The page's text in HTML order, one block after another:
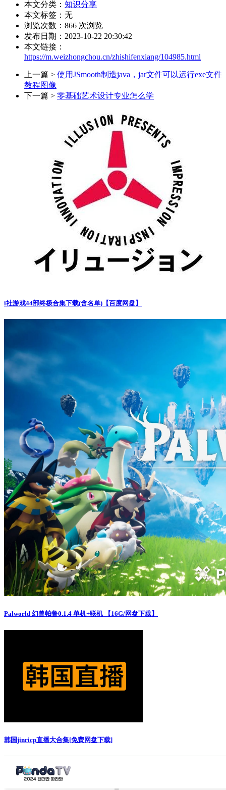
本文分类： 知识分享
本文标签：无
浏览次数： 866 次浏览
发布日期：2023-10-22 20:30:42
本文链接：
https://m.weizhongchou.cn/zhishifenxiang/104985.html
上一篇 > 使用JSmooth制造java，jar文件可以运行exe文件
教程图像
下一篇 > 零基础艺术设计专业怎么学
i社游戏44部终极合集下载(含名单)【百度网盘】
Palworld 幻兽帕鲁0.1.4 单机+联机 【16G/网盘下载】
韩国jinricp直播大合集[免费网盘下载]